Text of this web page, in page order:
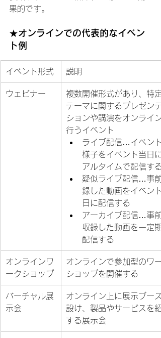
果的です。
★オンラインでの代表的なイベン
ト例
イベント形式 説明
ウェビナー
複数開催形式があり、特定
テーマに関するプレゼンテ
ションや講演をオンライン
行うイベント
ライブ配信…イベント
様子をイベント当日に
アルタイムで配信する
疑似ライブ配信…事前
録した動画をイベント
日に配信する
アーカイブ配信…事前
収録した動画を一定期
配信する
オンラインワ
ークショップ
オンラインで参加型のワー
ショップを開催する
バーチャル展
示会
オンライン上に展示ブース
設け、製品やサービスを紹
する展示会